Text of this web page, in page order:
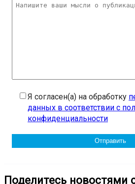
Я согласен(а) на обработку
данных в соответствии с
конфиденциальности
Поделитесь новостями